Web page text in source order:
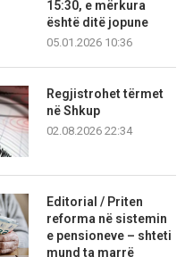
15:30, e mërkura
është ditë jopune
05.01.2026 10:36
Regjistrohet tërmet
në Shkup
02.08.2026 22:34
Editorial / Priten
reforma në sistemin
e pensioneve – shteti
mund ta marrë